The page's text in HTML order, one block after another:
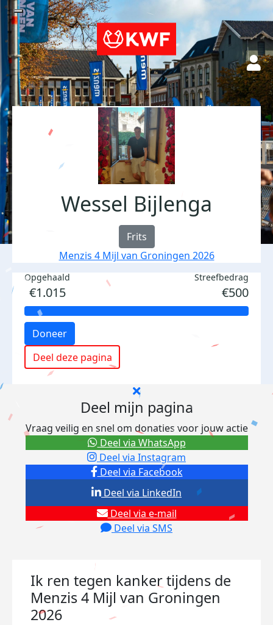
Wessel Bijlenga
Frits
Menzis 4 Mijl van Groningen 2026
Opgehaald
€1.015
Streefbedrag
€500
Doneer
Deel deze pagina
Deel mijn pagina
Vraag veilig en snel om donaties voor jouw actie
Deel via Facebook
Deel via Instagram
Deel via e-mail
Deel via SMS
Deel via LinkedIn
Deel via WhatsApp
Ik ren tegen kanker tijdens de
Menzis 4 Mijl van Groningen
2026